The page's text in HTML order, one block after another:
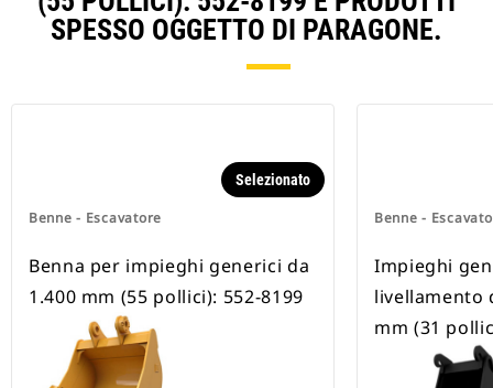
SPESSO OGGETTO DI PARAGONE.
Benne - Escavatore
Selezionato
Benna per impieghi generici da
1.400 mm (55 pollici): 552-8199
Benne -
Impieghi
livellamento
mm (31